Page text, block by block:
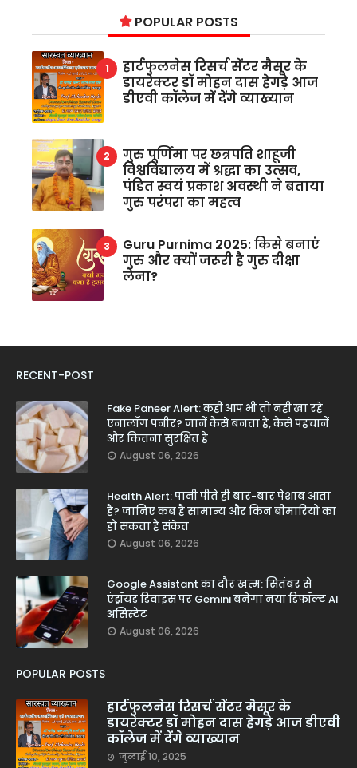
POPULAR POSTS
हार्टफुलनेस रिसर्च सेंटर मैसूर के
डायरेक्टर डॉ मोहन दास हेगड़े आज
डीएवी कॉलेज में देंगे व्याख्यान
गुरु पूर्णिमा पर छत्रपति शाहूजी
विश्वविद्यालय में श्रद्धा का उत्सव,
पंडित स्वयं प्रकाश अवस्थी ने बताया
गुरु परंपरा का महत्व
Guru Purnima 2025: किसे बनाएं
गुरु और क्यों जरूरी है गुरु दीक्षा
लेना?
RECENT-POST
Fake Paneer Alert: कहीं आप भी तो नहीं खा रहे
एनालॉग पनीर? जानें कैसे बनता है, कैसे पहचानें
और कितना सुरक्षित है
August 06, 2026
Health Alert: पानी पीते ही बार-बार पेशाब आता
है? जानिए कब है सामान्य और किन बीमारियों का
हो सकता है संकेत
August 06, 2026
Google Assistant का दौर खत्म: सितंबर से
एंड्रॉयड डिवाइस पर Gemini बनेगा नया डिफॉल्ट AI
असिस्टेंट
August 06, 2026
POPULAR POSTS
हार्टफुलनेस रिसर्च सेंटर मैसूर के
डायरेक्टर डॉ मोहन दास हेगड़े आज डीएवी
कॉलेज में देंगे व्याख्यान
जुलाई 10, 2025